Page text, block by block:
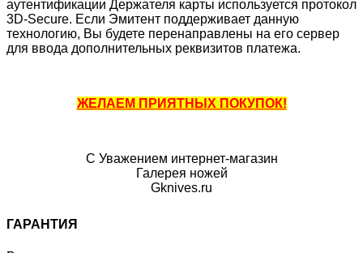
аутентификации Держателя карты используется протокол
3D-Secure. Если Эмитент поддерживает данную
технологию, Вы будете перенаправлены на его сервер
для ввода дополнительных реквизитов платежа.
ЖЕЛАЕМ ПРИЯТНЫХ ПОКУПОК!
С Уважением интернет-магазин
Галерея ножей
Gknives.ru
ГАРАНТИЯ